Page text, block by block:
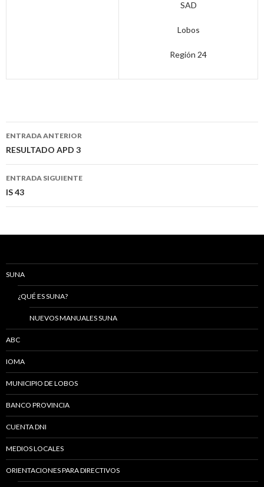
SAD
Lobos
Región 24
Navegación
de
entradas
ENTRADA ANTERIOR
RESULTADO APD 3
ENTRADA SIGUIENTE
IS 43
SUNA
¿QUÉ ES SUNA?
NUEVOS MANUALES SUNA
ABC
IOMA
MUNICIPIO DE LOBOS
BANCO PROVINCIA
CUENTA DNI
MEDIOS LOCALES
ORIENTACIONES PARA DIRECTIVOS